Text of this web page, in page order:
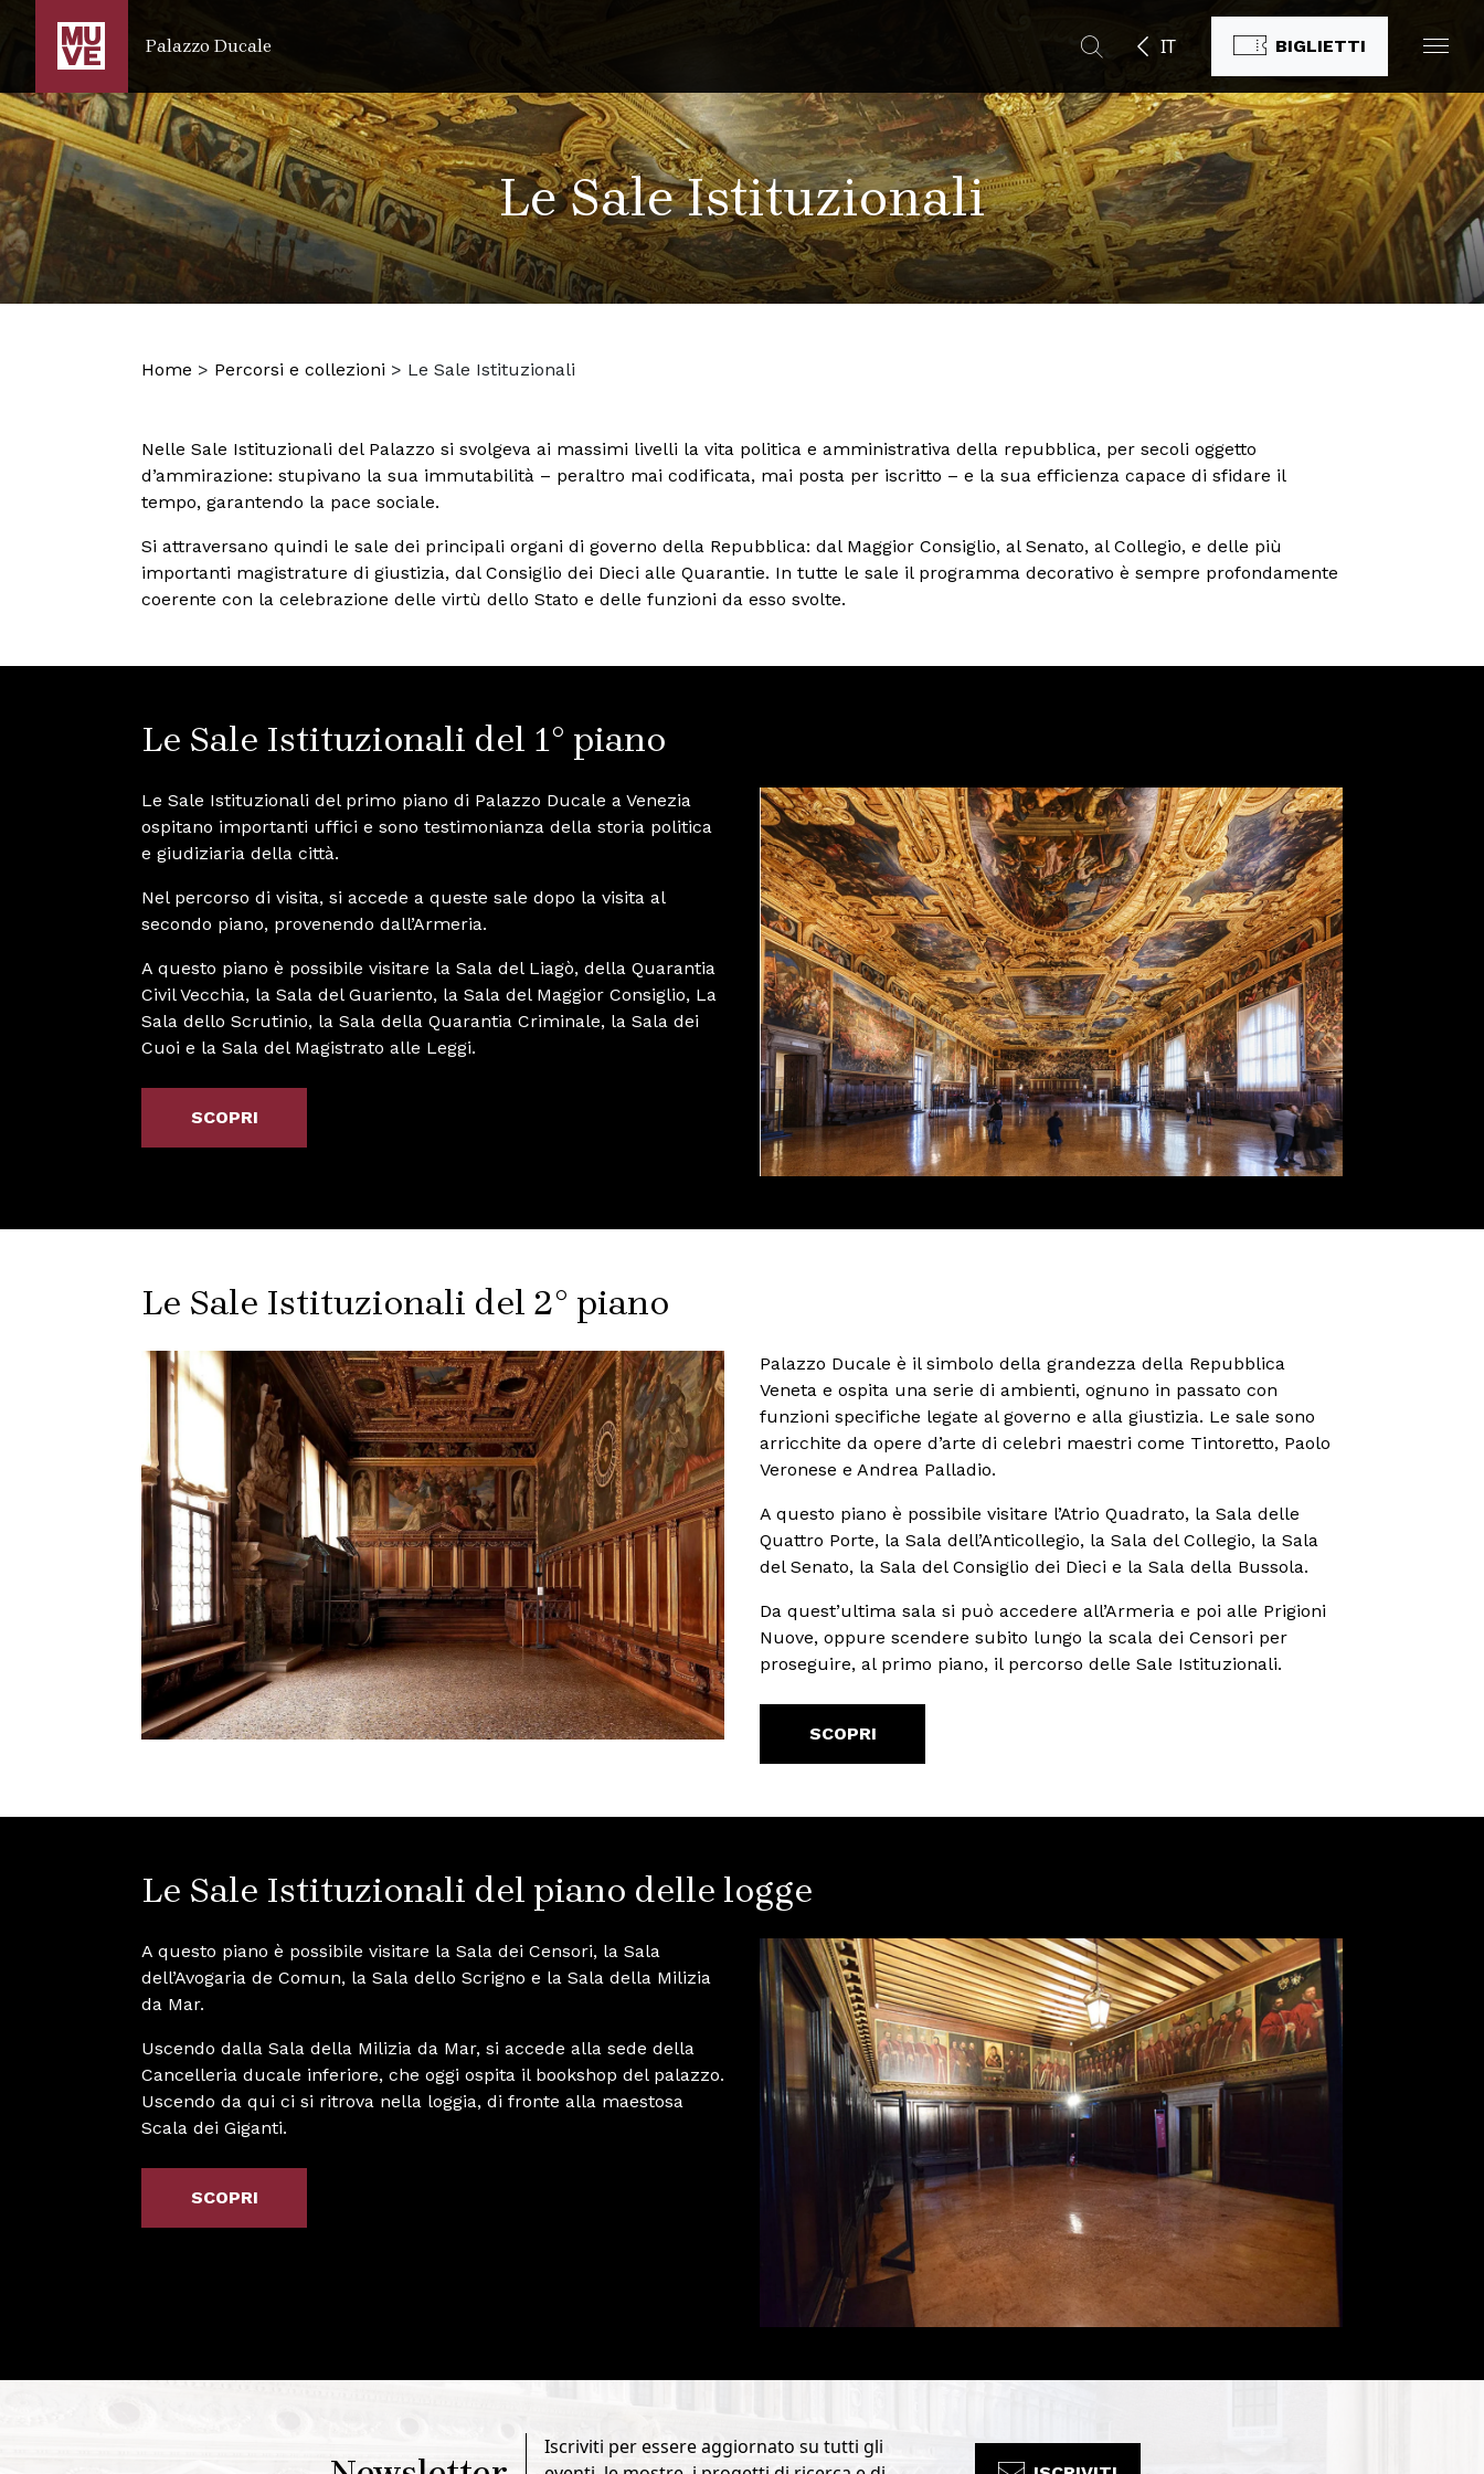
SALTA AL CONTENUTO PRINCIPALE
Palazzo Ducale IT BIGLIETTI
Le Sale Istituzionali
Home > Percorsi e collezioni > Le Sale Istituzionali
Nelle Sale Istituzionali del Palazzo si svolgeva ai massimi livelli la vita politica e amministrativa della repubblica, per secoli oggetto
d’ammirazione: stupivano la sua immutabilità – peraltro mai codificata, mai posta per iscritto – e la sua efficienza capace di sfidare il
tempo, garantendo la pace sociale.
Si attraversano quindi le sale dei principali organi di governo della Repubblica: dal Maggior Consiglio, al Senato, al Collegio, e delle più
importanti magistrature di giustizia, dal Consiglio dei Dieci alle Quarantie. In tutte le sale il programma decorativo è sempre profondamente
coerente con la celebrazione delle virtù dello Stato e delle funzioni da esso svolte.
Le Sale Istituzionali del 1° piano
Le Sale Istituzionali del primo piano di Palazzo Ducale a Venezia
ospitano importanti uffici e sono testimonianza della storia politica
e giudiziaria della città.
Nel percorso di visita, si accede a queste sale dopo la visita al
secondo piano, provenendo dall’Armeria.
A questo piano è possibile visitare la Sala del Liagò, della Quarantia
Civil Vecchia, la Sala del Guariento, la Sala del Maggior Consiglio, La
Sala dello Scrutinio, la Sala della Quarantia Criminale, la Sala dei
Cuoi e la Sala del Magistrato alle Leggi.
SCOPRI
Le Sale Istituzionali del 2° piano
Palazzo Ducale è il simbolo della grandezza della Repubblica
Veneta e ospita una serie di ambienti, ognuno in passato con
funzioni specifiche legate al governo e alla giustizia. Le sale sono
arricchite da opere d’arte di celebri maestri come Tintoretto, Paolo
Veronese e Andrea Palladio.
A questo piano è possibile visitare l’Atrio Quadrato, la Sala delle
Quattro Porte, la Sala dell’Anticollegio, la Sala del Collegio, la Sala
del Senato, la Sala del Consiglio dei Dieci e la Sala della Bussola.
Da quest’ultima sala si può accedere all’Armeria e poi alle Prigioni
Nuove, oppure scendere subito lungo la scala dei Censori per
proseguire, al primo piano, il percorso delle Sale Istituzionali.
SCOPRI
Le Sale Istituzionali del piano delle logge
A questo piano è possibile visitare la Sala dei Censori, la Sala
dell’Avogaria de Comun, la Sala dello Scrigno e la Sala della Milizia
da Mar.
Uscendo dalla Sala della Milizia da Mar, si accede alla sede della
Cancelleria ducale inferiore, che oggi ospita il bookshop del palazzo.
Uscendo da qui ci si ritrova nella loggia, di fronte alla maestosa
Scala dei Giganti.
SCOPRI
Iscriviti per essere aggiornato su tutti gli